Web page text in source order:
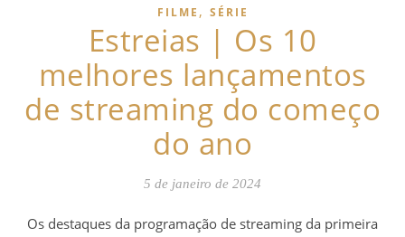
FILME , SÉRIE
Estreias | Os 10
melhores lançamentos
de streaming do começo
do ano
5 de janeiro de 2024
Os destaques da programação de streaming da primeira semana de 2024 são seis filmes e quatro séries. Entre as novidades do cinema em casa, estão obras que impressionaram a crítica em suas passagens recentes pelo cinema, como o drama de sobrevivência “A Sociedade da Neve”, o terror “Fale Comigo” e a biografia nacional “Nosso Sonho”, além do novo “Jogos Vorazes”. Já as séries são compostas por dois animes e duas produções live-actions estreladas por grandes astros asiáticos, com destaque para a vencedora do Oscar 2023 de Melhor Atriz, Michelle Yeoh. Confira abaixo mais detalhes. FILMES A SOCIEDADE DA NEVE | NETFLIX O drama de sobrevivência do cineasta espanhol J.A. Bayona é uma recriação dramática do desastre aéreo envolvendo o voo 571 da Força Aérea Uruguaia em 1972. Este evento, que se tornou conhecido como “Milagre dos Andes” e “Sobreviventes dos Andes”, envolveu a queda de um avião na cordilheira chilena, transportando uma equipe uruguaia de rúgbi, com seus amigos e familiares. Baseada no livro de 2009 do jornalista uruguaio Pablo Vierci, a produção oferece uma narrativa autêntica, destacando a resiliência humana e a realidade angustiante do canibalismo enfrentado pelos sobreviventes. O elenco, composto por atores latino-americanos relativamente desconhecidos, adiciona realismo à história, capturando as dificuldades da situação extrema vivida pelos personagens. A produção contou com filmagens em locações reais, nas próprias montanhas dos Andes e na Serra Nevada, na Espanha. A história é principalmente narrada por Numa Turcatti (Enzo Vogrincic), um estudante de direito, que originalmente optou por não participar da viagem. A narrativa alterna entre os eventos anteriores ao acidente, destacando o espírito jovial da equipe de rúgbi de Old Christians, e os momentos após a queda, com cenas intensas do acidente e dos esforços para sobrevivência em condições extremas. A representação do acidente é marcada por realismo e tensão, seguida pela luta contínua pela sobrevivência dos personagens, culminando em uma dramática caminhada de 10 dias para a segurança realizada por Nando Parrado (Agustín Pardella) e Roberto Canessa (Matías Recalt). Repleto de momentos emocionantes, o longa também destaca a cinematografia de Pedro Luque e a trilha sonora de Michael Giacchino, que contribuem para a atmosfera de tensão e desespero. Os 96% de aprovação no Rotten Tomatoes confirmam que se trata da melhor versão cinematográfica da tragédia, que já foi filmada anteriormente numa produção mexicana dos anos 1970 e no drama hollywoodiano “Vivos”, de 1993. Além disso, os fatos reais servem de clara inspiração para a série “Yellowjackets”, atual sucesso da Paramount+. FALE COMIGO | PRIME VIDEO Com a fama de melhor terror dos últimos anos, o longa de estreia dos irmãos gêmeos Danny e Michael Philippou apresenta uma trama de possessão diferente de tudo que já foi feito. O filme acompanha um grupo de jovens na Austrália, que descobrem uma mão embalsamada que supostamente pertenceu a um médium ou satanista. Essa mão torna-se o objeto central de um jogo perigoso e viciante, que permite aos jogadores comunicar-se com os mortos. Ao segurar a mão e pronunciar as palavras “fale comigo”, o jogador pode ver o que parece ser um fantasma. Ao adicionar “eu te deixo entrar”, o espírito assume o controle do corpo do jogador até que alguém retire o objeto de suas mãos. Existem regras adicionais, como um tempo limite, para impedir que a possessão se torne definitiva. A protagonista é Mia (Sophie Wilde, de “Eden”), uma adolescente introvertida que perdeu a mãe e se vê atraída por essa experiência sobrenatural, inicialmente tratada como uma atração de festa. Sua obsessão em contatar a mãe logo a faz descobrir como a brincadeira pode ser mortal, quando as regras são quebradas. A trama também aborda temas como a cultura da internet, onde a possessão demoníaca se torna uma tendência viral, e a busca por escapismo através de rituais perigosos. O filme foi um sucesso instantâneo no Festival de Sundance deste ano, quando caiu nas graças dos críticos e desencadeou uma guerra por seus direitos de distribuição – vencida pelo estúdio indie especializado A24. Com impressionantes 95% de aprovação da crítica, registrada no site Rotten Tomatoes, a obra chama atenção pelos efeitos assustadores e a habilidade dos diretores em equilibrar humor e terror. JOGOS VORAZES: A CANTIGA DOS PÁSSAROS E DAS SERPENTES | VOD* Versão “Malévola” de “Jogos Vorazes”, o filme é um prólogo centrado na trajetória inicial de Coriolanus Snow, que mais tarde se torna o presidente tirânico de Panem. Interpretado por Tom Blyth (da série “A Idade Dourada”), o jovem Snow é apresentado como um estudante de uma família outrora influente, mas agora empobrecida. Ele é encarregado de ser mentor de Lucy Gray Baird, uma tributo do Distrito 12 (o mesmo de Katniss), vivida por Rachel Zegler (“Amor, Sublime Amor”). Ambientada numa época em que os Jogos Vorazes ainda estão se estabelecendo como um instrumento de opressão, a trama explora as origens do evento e o início da ascensão de Snow ao poder. Dirigido por Francis Lawrence e escrito por Michael Arndt, veteranos da franquia, o filme detalha o desenvolvimento moral de Snow, entre a sua ambição e seu senso de moralidade. A dinâmica entre Snow e Lucy Gray evolui durante os Jogos, com o futuro presidente reconhecendo o potencial dos Jogos como ferramenta política e espetáculo manipulador. A narrativa é enriquecida por personagens secundários marcantes, como a Dra. Volumnia Gaul, interpretada por Viola Davis (“A Mulher Rei”), uma personificação da crueldade e manipulação do regime de Panem, o reitor de universidade Dean Casca Highbottom, vivido por Peter Dinklage (“Game of Thrones”) e responsável por uma dinâmica complexa com Snow, além de Jason Schwartzman (“Fargo”), que acrescenta uma camada de humor negro como Lucretius “Lucky” Flickerman, o apresentador dos Jogos que é antepassado do personagem de Stanley Tucci nos filmes originais. Apesar de ter conquistado boa bilheteria, “A Canção dos Pássaros e das Serpentes” dividiu a crítica dos EUA, atingindo apenas 59% de aprovação, devido à duração excessiva (2h37) e por falhar em fornecer insights profundos sobre questões morais e políticas. O filme tenta balancear a violência dos Jogos com um drama político, mas acaba não atingindo plenamente esses objetivos. Além disso, introduz várias cenas de música, particularmente em torno do personagem de Lucy Gray Baird, aproveitando o talento vocal de Rachel Zegler, que prolongam demais a produção. O uso da música é um aspecto distintivo deste filme em comparação com os filmes anteriores, que se concentravam mais na ação. NOSSO SONHO | TELECINE Maior bilheteria nacional do ano, o filme biográfico narra a história de Claudinho e Buchecha, interpretados pelos atores Lucas Penteado (“BBB 21”) e Juan Paiva (“Um Lugar ao Sol”). A produção conta como uma amizade de infância se tornou icônica, apresentando os desafios pessoais de Claudinho (Penteado) e Buchecha (Paiva), dos bastidores da fama às dificuldades enfrentadas rumo ao sucesso, antes do final trágico da dupla, com a morte de Claudinho num acidente de trânsito em 2001. A história é contada sob visão de Buchecha, que insistiu para que Claudinho aceitasse formar uma dupla. O destino dos artistas começa a ser traçado quando sua primeira música toca numa rádio local e eles assinam contrato nos anos 1990. A história dirigida por Eduardo Albergaria (“Happy Hour”) ainda é marcada por hits que marcaram época, como “Só Love”, “Coisa de Cinema” e a homônima “Nosso Sonho”, que embalam a trama. O elenco também conta com Tatiana Tiburcio (“Terra e Paixão”), Nando Cunha (“Os Suburbanos”), Clara Moneke (“Vai na Fé”), Antônio Pitanga (“Amor Perfeito”) e Isabela Garcia (“Anos Dourados”) entre outros. Há algumas simplificações narrativas, mas “Bohemian Rhapsody” cometeu os mesmos pecados. “Nosso Sonho” ainda compartilha os mesmos acertos do filme sobre Freddie Mercury, ao enfatizar a emoção de seus personagens, que de forma catártica também emociona o público. DO OUTRO LADO DA DOR | NETFLIX Estreia do ator e roteirista Daniel Levy na direção de longa-metragens, o filme apresenta uma abordagem sensível e pessoal sobre a perda, diferenciando-se das comédias anteriores do artista, mais conhecido pelo sucesso de “Schitt’s Creek”. Ambientada em Londres e Paris, história relata o luto de Marc, interpretado pelo próprio Levy, um artista que se vê em um turbilhão de emoções após a trágica morte de seu marido, Oliver (Luke Evans), um famoso escritor de romances de fantasia. A trama se desenrola em torno da dificuldade de superação de Marc, destacando os desafios emocionais e a complexidade dos relacionamentos humanos. Para ajudar Marc no momento difícil, o filme destaca dois amigos mais próximos: Sophie (Ruth Negga, de “Preacher”) e Thomas (Himesh Patel, de “Yesterday”). Esses personagens, cada um com seus próprios desafios e inseguranças, formam uma espécie de família improvisada ao redor do enlutado. A narrativa se desenvolve quando Marc, após quase um ano da morte de Oliver, decide abrir um cartão de Natal deixado por ele, revelando segredos que abalam sua compreensão do relacionamento que eles compartilhavam. Esse ponto de virada leva os três amigos a uma viagem a Paris, onde Marc busca compreender melhor a vida secreta de Oliver, enquanto Sophie e Thomas enfrentam suas próprias lutas internas. Além de apresentar locais visualmente atraentes e um elenco carismático, a produção propõe uma reflexão sobre como lidamos com a perda e a importância dos amigos durante momentos difíceis. MAVKA – AVENTURA NA FLORESTA | *VOD A animação ucraniana explora a coexistência entre humanos e o mundo natural. Inspirada na peça de 1911 “The Forest Song” de Lesya Ukrainka, a trama segue Mavka, uma ninfa de cabelos verdes encarregada de proteger o “Coração da Floresta”. Ela se vê dividida entre seu dever e seu amor por Lukas, um músico humano